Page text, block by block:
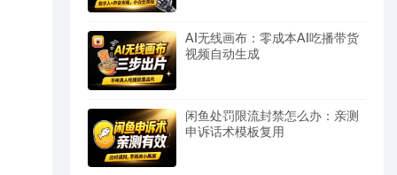
AI无线画布：零成本AI吃播带货
视频自动生成
闲鱼处罚限流封禁怎么办：亲测
申诉话术模板复用